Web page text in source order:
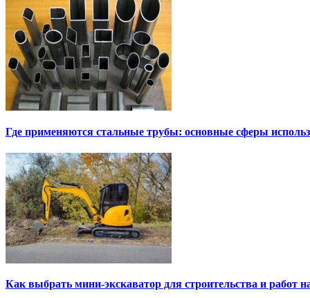
Где применяются стальные трубы: основные сферы
Как выбрать мини-экскаватор для строительства и работ